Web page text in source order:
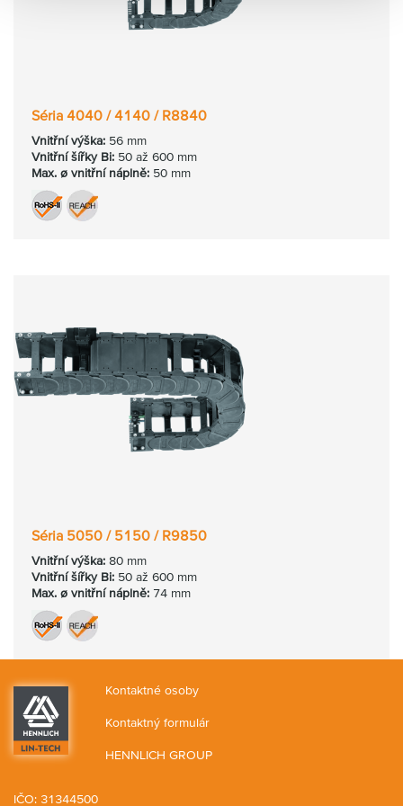
Séria 4040 / 4140 / R8840
Vnitřní výška: 56 mm
Vnitřní šířky Bi: 50 až 600 mm
Max. ø vnitřní náplně: 50 mm
Séria 5050 / 5150 / R9850
Vnitřní výška: 80 mm
Vnitřní šířky Bi: 50 až 600 mm
Max. ø vnitřní náplně: 74 mm
Kontaktné osoby
Kontaktný formulár
HENNLICH GROUP
IČO: 31344500